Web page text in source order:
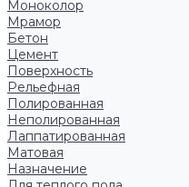
Моноколор
Мрамор
Бетон
Цемент
Поверхность
Рельефная
Полированная
Неполированная
Лаппатированная
Матовая
Назначение